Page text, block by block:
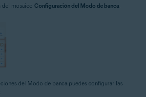
del mosaico Configuración del Modo de banca.
del Modo de banca puedes configurar las